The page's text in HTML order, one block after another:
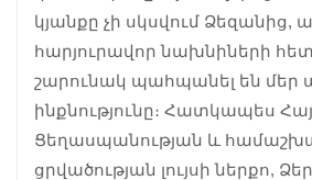
կյանքը չի սկսվում Ձեզանից,
հարյուրավոր նախնիների
շարունակ պահպանել են մեր
ինքնությունը։ Հատկապես
Ցեղասպանության և
ցրվածության լույսի ներքո,